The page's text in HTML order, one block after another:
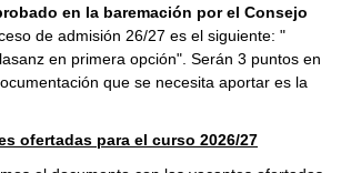
en la baremación por el Consejo
de admisión 26/27 es el siguiente: "
en primera opción". Serán 3 puntos en
que se necesita aportar es la
ofertadas para el curso 2026/27